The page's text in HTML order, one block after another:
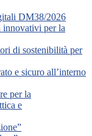
DM38/2026
per la
di sostenibilità per
e sicuro all’interno
per la
e